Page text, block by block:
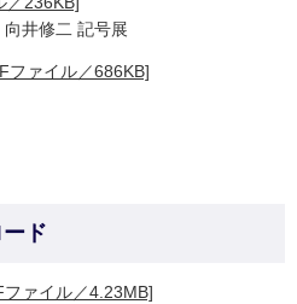
井修二 記号展
ァイル／686KB]
ド
ァイル／4.23MB]